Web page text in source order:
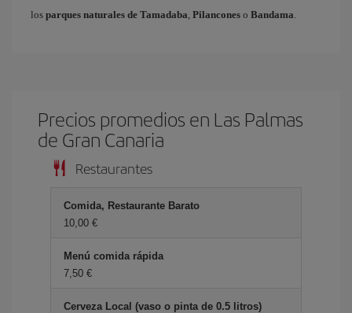
los parques naturales de Tamadaba, Pilancones o Bandama.
Precios promedios en Las Palmas
de Gran Canaria
Restaurantes
Comida, Restaurante Barato
10,00 €
Menú comida rápida
7,50 €
Cerveza Local (vaso o pinta de 0.5 litros)